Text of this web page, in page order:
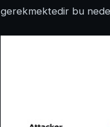
gerekmektedir bu